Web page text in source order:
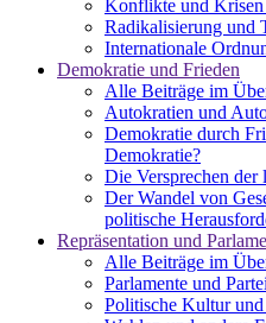
Konflikte und
Radikalisierung und
Internationale
Demokratie und Frieden
Alle Beiträge im
Autokratien und
Demokratie durch
Demokratie?
Die Versprechen
Der Wandel von
politische
Repräsentation und
Alle Beiträge im
Parlamente und
Politische Kultur